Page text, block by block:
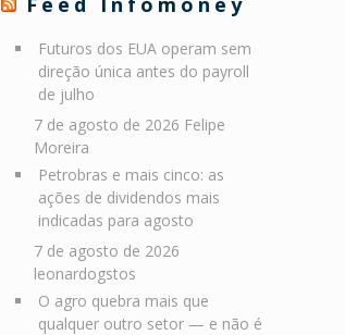
Futuros dos EUA operam sem
direção única antes do payroll
de julho
7 de agosto de 2026 Felipe
Moreira
Petrobras e mais cinco: as
ações de dividendos mais
indicadas para agosto
7 de agosto de 2026
leonardogstos
O agro quebra mais que
qualquer outro setor — e não é